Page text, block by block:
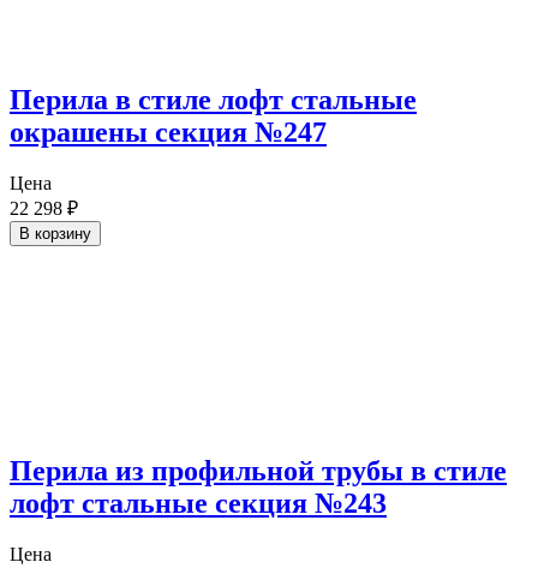
Перила в стиле лофт стальные
окрашены секция №247
Цена
22 298 ₽
В корзину
Перила из профильной трубы в стиле
лофт стальные секция №243
Цена